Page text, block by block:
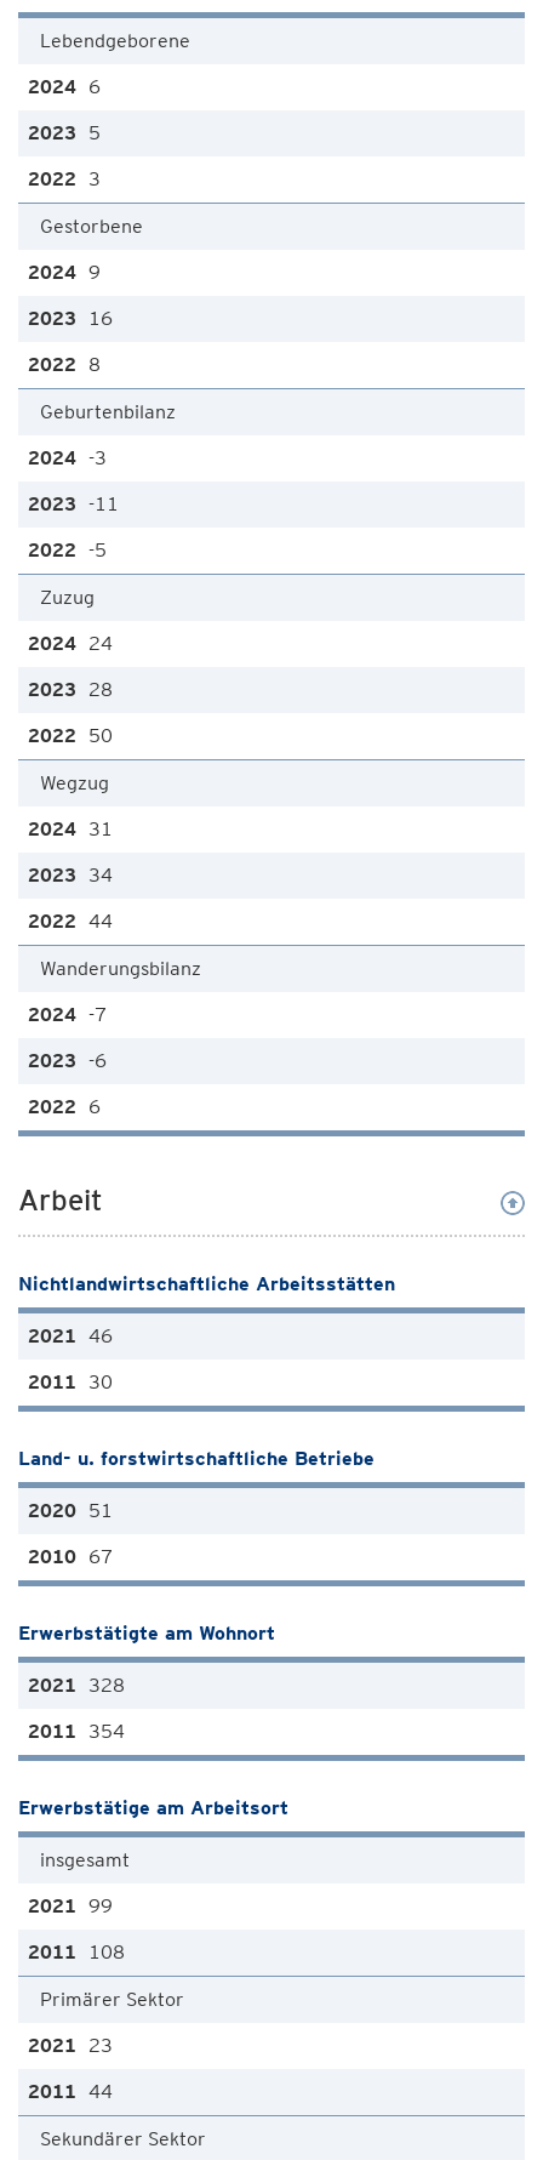
Lebendgeborene
6
5
3
Gestorbene
9
16
8
Geburtenbilanz
-3
-11
-5
Zuzug
24
28
50
Wegzug
31
34
44
Wanderungsbilanz
-7
-6
6
Arbeit
Nichtlandwirtschaftliche Arbeitsstätten
46
30
Land- u. forstwirtschaftliche Betriebe
51
67
Erwerbstätigte am Wohnort
328
354
Erwerbstätige am Arbeitsort
insgesamt
99
108
Primärer Sektor
23
44
Sekundärer Sektor